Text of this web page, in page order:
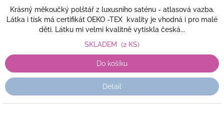
Krásný měkoučký polštář z luxusního saténu - atlasová vazba.
Látka i tisk má certifikát OEKO -TEX kvality je vhodná i pro malé
děti. Látku mi velmi kvalitně vytiskla česká...
SKLADEM (2 KS)
Do košíku
Detail